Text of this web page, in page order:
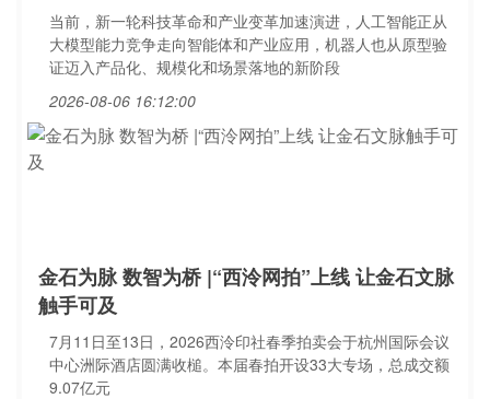
当前，新一轮科技革命和产业变革加速演进，人工智能正从
大模型能力竞争走向智能体和产业应用，机器人也从原型验
证迈入产品化、规模化和场景落地的新阶段
2026-08-06 16:12:00
金石为脉 数智为桥 |“西泠网拍”上线 让金石文脉
触手可及
7月11日至13日，2026西泠印社春季拍卖会于杭州国际会议
中心洲际酒店圆满收槌。本届春拍开设33大专场，总成交额
9.07亿元